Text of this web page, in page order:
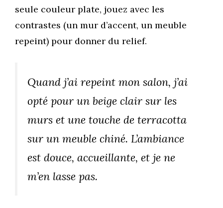
seule couleur plate, jouez avec les
contrastes (un mur d’accent, un meuble
repeint) pour donner du relief.
Quand j’ai repeint mon salon, j’ai
opté pour un beige clair sur les
murs et une touche de terracotta
sur un meuble chiné. L’ambiance
est douce, accueillante, et je ne
m’en lasse pas.